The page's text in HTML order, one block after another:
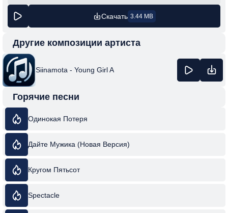
Скачать 3.44 MB
Другие композиции артиста
Siinamota - Young Girl A
Горячие песни
Одинокая Потеря
Дайте Мужика (Новая Версия)
Кругом Пятьсот
Spectacle